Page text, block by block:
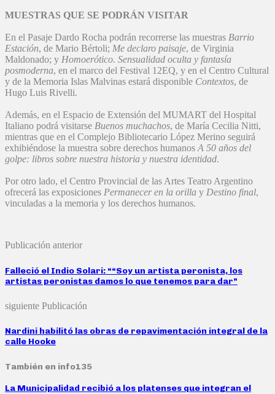
MUESTRAS QUE SE PODRÁN VISITAR
En el Pasaje Dardo Rocha podrán recorrerse las muestras Barrio
Estación, de Mario Bértoli; Me declaro paisaje, de Virginia
Maldonado; y Homoerótico. Sensualidad oculta y fantasía
posmoderna, en el marco del Festival 12EQ, y en el Centro Cultural
y de la Memoria Islas Malvinas estará disponible Contextos, de
Hugo Luis Rivelli.
Además, en el Espacio de Extensión del MUMART del Hospital
Italiano podrá visitarse Buenos muchachos, de María Cecilia Nitti,
mientras que en el Complejo Bibliotecario López Merino seguirá
exhibiéndose la muestra sobre derechos humanos A 50 años del
golpe: libros sobre nuestra historia y nuestra identidad.
Por otro lado, el Centro Provincial de las Artes Teatro Argentino
ofrecerá las exposiciones Permanecer en la orilla y Destino final,
vinculadas a la memoria y los derechos humanos.
Publicación anterior
Falleció el Indio Solari: ““Soy un artista peronista, los
artistas peronistas damos lo que tenemos para dar”
siguiente Publicación
Nardini habilitó las obras de repavimentación integral de la
calle Hooke
También en info135
La Municipalidad recibió a los platenses que integran el